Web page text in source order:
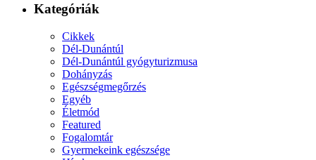
Kategóriák
Cikkek
Dél-Dunántúl
Dél-Dunántúl gyógyturizmusa
Dohányzás
Egészségmegőrzés
Egyéb
Életmód
Featured
Fogalomtár
Gyermekeink egészsége